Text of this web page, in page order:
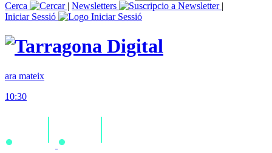
Cerca
| Newsletters
|
Iniciar Sessió
ara mateix
10:30